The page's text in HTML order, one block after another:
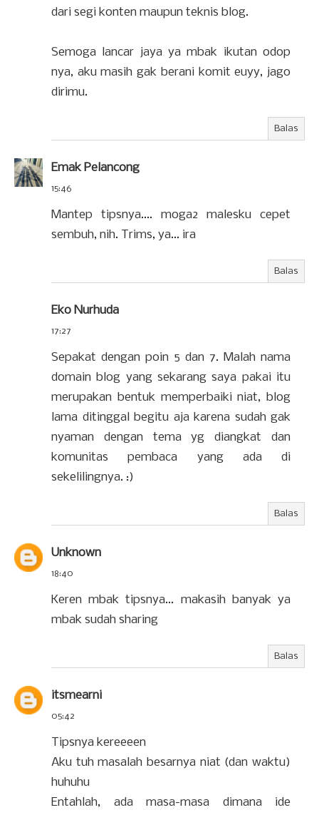
dari segi konten maupun teknis blog.
Semoga lancar jaya ya mbak ikutan odop
nya, aku masih gak berani komit euyy, jago
dirimu.
Balas
Emak Pelancong
15:46
Mantep tipsnya.... moga2 malesku cepet
sembuh, nih. Trims, ya... ira
Balas
Eko Nurhuda
17:27
Sepakat dengan poin 5 dan 7. Malah nama
domain blog yang sekarang saya pakai itu
merupakan bentuk memperbaiki niat, blog
lama ditinggal begitu aja karena sudah gak
nyaman dengan tema yg diangkat dan
komunitas pembaca yang ada di
sekelilingnya. :)
Balas
Unknown
18:40
Keren mbak tipsnya... makasih banyak ya
mbak sudah sharing
Balas
itsmearni
05:42
Tipsnya kereeeen
Aku tuh masalah besarnya niat (dan waktu)
huhuhu
Entahlah, ada masa-masa dimana ide